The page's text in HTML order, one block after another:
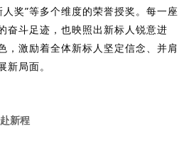
人奖”等多个维度的荣誉授奖。每一座
奋斗足迹，也映照出新标人锐意进
，激励着全体新标人坚定信念、并肩
新局面。
新程